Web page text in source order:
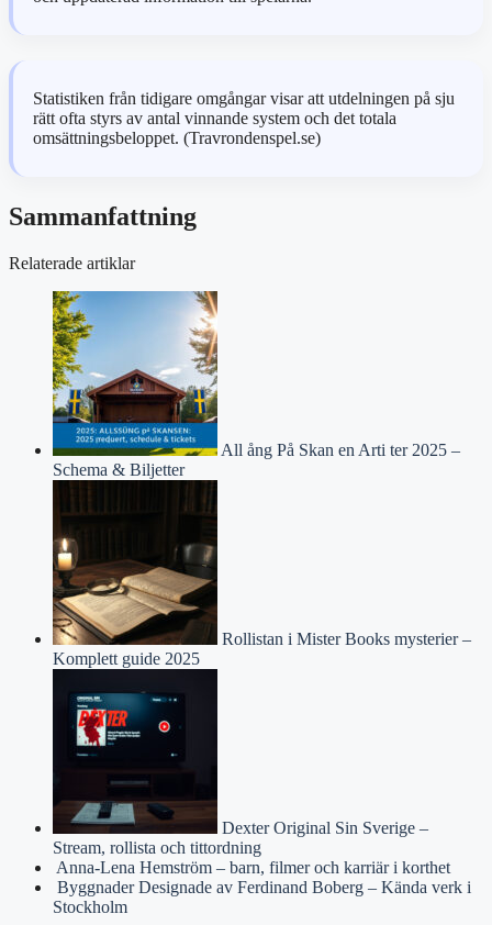
Statistiken från tidigare omgångar visar att utdelningen på sju
rätt ofta styrs av antal vinnande system och det totala
omsättningsbeloppet. (Travrondenspel.se)
Sammanfattning
Relaterade artiklar
All ång På Skan en Arti ter 2025 –
Schema & Biljetter
Rollistan i Mister Books mysterier –
Komplett guide 2025
Dexter Original Sin Sverige –
Stream, rollista och tittordning
Anna-Lena Hemström – barn, filmer och karriär i korthet
Byggnader Designade av Ferdinand Boberg – Kända verk i
Stockholm